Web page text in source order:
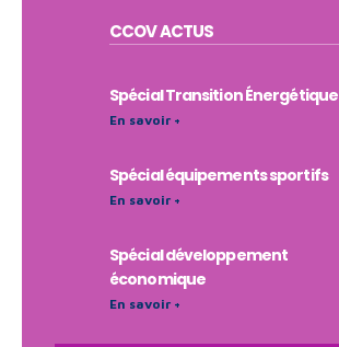
CCOVACTUS
Spécial Transition Énergétique
En savoir +
Spécial équipements sportifs
En savoir +
Spécial développement
économique
En savoir +